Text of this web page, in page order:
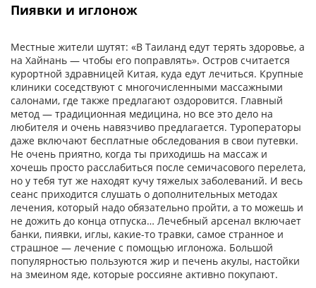
Пиявки и иглонож
Местные жители шутят: «В Таиланд едут терять здоровье, а
на Хайнань — чтобы его поправлять». Остров считается
курортной здравницей Китая, куда едут лечиться. Крупные
клиники соседствуют с многочисленными массажными
салонами, где также предлагают оздоровится. Главный
метод — традиционная медицина, но все это дело на
любителя и очень навязчиво предлагается. Туроператоры
даже включают бесплатные обследования в свои путевки.
Не очень приятно, когда ты приходишь на массаж и
хочешь просто расслабиться после семичасового перелета,
но у тебя тут же находят кучу тяжелых заболеваний. И весь
сеанс приходится слушать о дополнительных методах
лечения, который надо обязательно пройти, а то можешь и
не дожить до конца отпуска… Лечебный арсенал включает
банки, пиявки, иглы, какие-то травки, самое странное и
страшное — лечение с помощью иглоножа. Большой
популярностью пользуются жир и печень акулы, настойки
на змеином яде, которые россияне активно покупают.